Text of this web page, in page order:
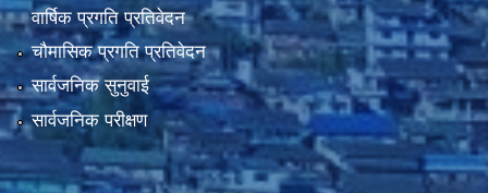
वार्षिक प्रगति प्रतिवेदन
चौमासिक प्रगति प्रतिवेदन
सार्वजनिक सुनुवाई
सार्वजनिक परीक्षण